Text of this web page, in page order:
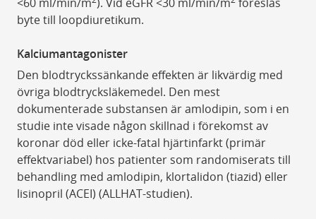
<60 ml/min/m ). Vid eGFR <30 ml/min/m föreslås
byte till loopdiuretikum.
Kalciumantagonister
Den blodtryckssänkande effekten är likvärdig med
övriga blodtrycksläkemedel. Den mest
dokumenterade substansen är amlodipin, som i en
studie inte visade någon skillnad i förekomst av
koronar död eller icke-fatal hjärtinfarkt (primär
effektvariabel) hos patienter som randomiserats till
behandling med amlodipin, klortalidon (tiazid) eller
lisinopril (ACEI) (ALLHAT-studien).